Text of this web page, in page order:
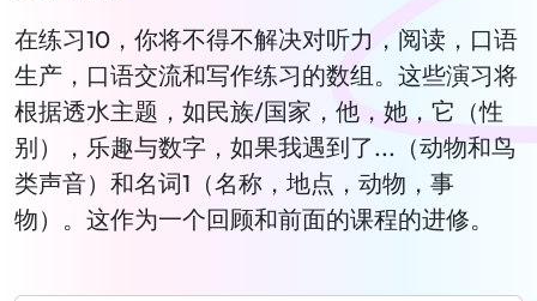
在练习10，你将不得不解决对听力，阅读，口语
生产，口语交流和写作练习的数组。这些演习将
根据透水主题，如民族/国家，他，她，它（性
别），乐趣与数字，如果我遇到了...（动物和鸟
类声音）和名词1（名称，地点，动物，事
物）。这作为一个回顾和前面的课程的进修。